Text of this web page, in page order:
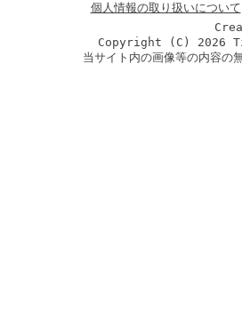
個人情報の取り扱いについて
Copyright (C) 2026
当サイト内の画像等の内容の